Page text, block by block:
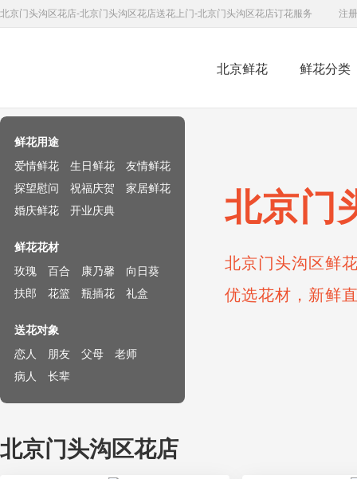
北京门头沟区花店-北京门头沟区花店送花上门-北京门头沟区花店订花服务 注册
北京鲜花 鲜花分类
北京门
北京门头沟区鲜
优选花材，新鲜
鲜花用途
爱情鲜花
生日鲜花
友情鲜花
探望慰问
祝福庆贺
家居鲜花
婚庆鲜花
开业庆典
鲜花花材
玫瑰
百合 康乃馨
向日葵
扶郎
花篮 瓶插花 礼盒
送花对象
恋人
朋友 父母
老师
病人
长辈
北京门头沟区花店